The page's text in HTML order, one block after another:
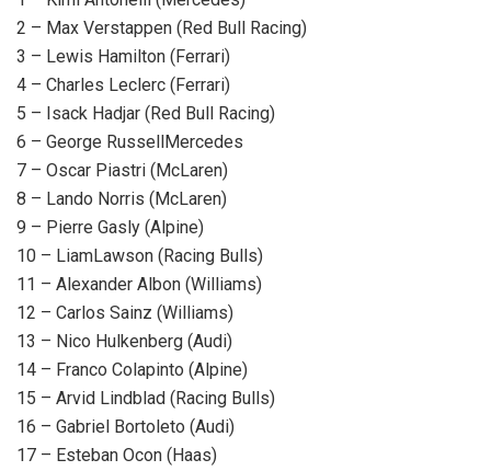
2 – Max Verstappen (Red Bull Racing)
3 – Lewis Hamilton (Ferrari)
4 – Charles Leclerc (Ferrari)
5 – Isack Hadjar (Red Bull Racing)
6 – George RussellMercedes
7 – Oscar Piastri (McLaren)
8 – Lando Norris (McLaren)
9 – Pierre Gasly (Alpine)
10 – LiamLawson (Racing Bulls)
11 – Alexander Albon (Williams)
12 – Carlos Sainz (Williams)
13 – Nico Hulkenberg (Audi)
14 – Franco Colapinto (Alpine)
15 – Arvid Lindblad (Racing Bulls)
16 – Gabriel Bortoleto (Audi)
17 – Esteban Ocon (Haas)